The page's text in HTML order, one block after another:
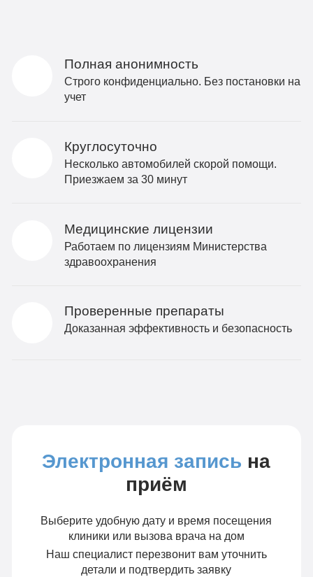
Полная анонимность
Строго конфиденциально. Без постановки на
учет
Круглосуточно
Несколько автомобилей скорой помощи.
Приезжаем за 30 минут
Медицинские лицензии
Работаем по лицензиям Министерства
здравоохранения
Проверенные препараты
Доказанная эффективность и безопасность
Электронная запись на
приём
Выберите удобную дату и время посещения
клиники или вызова врача на дом
Наш специалист перезвонит вам уточнить
детали и подтвердить заявку